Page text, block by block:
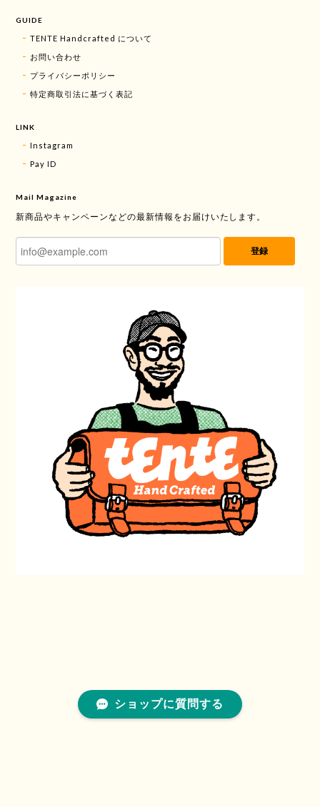
GUIDE
TENTE Handcrafted について
お問い合わせ
プライバシーポリシー
特定商取引法に基づく表記
LINK
Instagram
Pay ID
Mail Magazine
新商品やキャンペーンなどの最新情報をお届けいたします。
登録
ショップに質問する